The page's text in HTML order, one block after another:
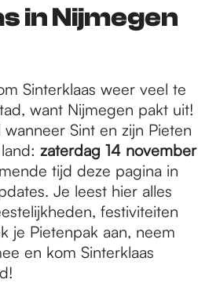
in Nijmegen
Sinterklaas weer veel te
want Nijmegen pakt uit!
Sint en zijn Pieten
zaterdag 14 november
tijd deze pagina in
Je leest hier alles
festiviteiten
je Pietenpak aan, neem
en kom Sinterklaas